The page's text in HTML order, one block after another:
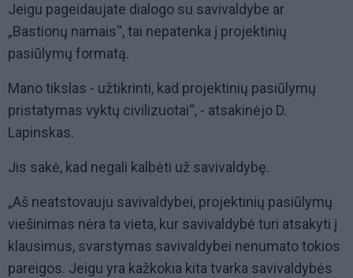
Jeigu pageidaujate dialogo su savivaldybe ar
„Bastionų namais“, tai nepatenka į projektinių
pasiūlymų formatą.
Mano tikslas - užtikrinti, kad projektinių pasiūlymų
pristatymas vyktų civilizuotai“, - atsakinėjo D.
Lapinskas.
Jis sakė, kad negali kalbėti už savivaldybę.
„Aš neatstovauju savivaldybei, projektinių pasiūlymų
viešinimas nėra ta vieta, kur savivaldybė turi atsakyti į
klausimus, svarstymas savivaldybei nenumato tokios
pareigos. Jeigu yra kažkokia kita tvarka savivaldybės